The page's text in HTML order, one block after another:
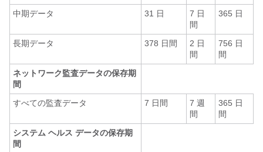
中期データ
31 日
7 日
間
365 日
長期データ 378 日間
2 日
間
756 日
間
ネットワーク監査データの保存期
間
すべての監査データ
7 日間
7 週
間
365 日
間
システム ヘルス データの保存期
間